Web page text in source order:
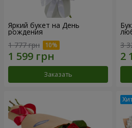
Яркий букет на День
рождения
1 777 грн
Заказать
3